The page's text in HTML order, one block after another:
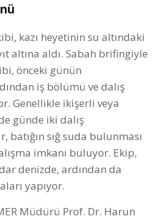
kazı heyetinin su altındaki
altına aldı. Sabah brifingiyle
önceki günün
iş bölümü ve dalış
Genellikle ikişerli veya
günde iki dalış
batığın sığ suda bulunması
imkanı buluyor. Ekip,
denizde, ardından da
yapıyor.
Müdürü Prof. Dr. Harun